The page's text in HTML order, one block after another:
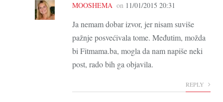
MOOSHEMA on 11/01/2015 20:31
Ja nemam dobar izvor, jer nisam suviše
pažnje posvećivala tome. Međutim, možda
bi Fitmama.ba, mogla da nam napiše neki
post, rado bih ga objavila.
REPLY